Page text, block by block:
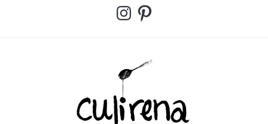
InstagramPinterest